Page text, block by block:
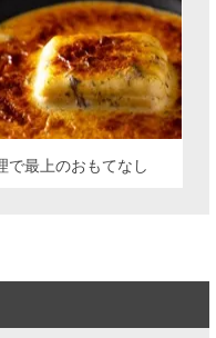
で最上のおもてなし